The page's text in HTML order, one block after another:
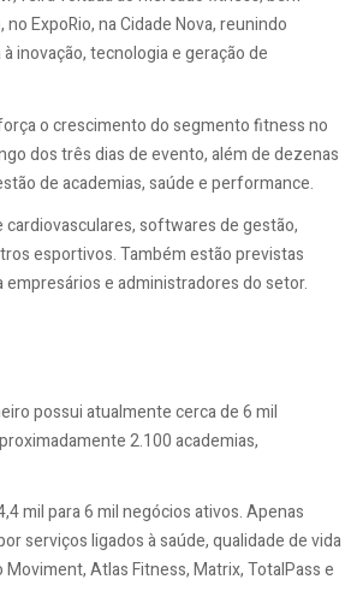
ExpoRio, na Cidade Nova, reunindo
inovação, tecnologia e geração de
o crescimento do segmento fitness no
dos três dias de evento, além de dezenas
de academias, saúde e performance.
softwares de gestão,
esportivos. Também estão previstas
e administradores do setor.
possui atualmente cerca de 6 mil
2.100 academias,
mil para 6 mil negócios ativos. Apenas
serviços ligados à saúde, qualidade de vida
Atlas Fitness, Matrix, TotalPass e